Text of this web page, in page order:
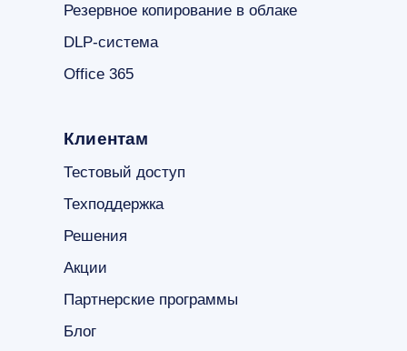
Резервное копирование в облаке
DLP-система
Office 365
Клиентам
Тестовый доступ
Техподдержка
Решения
Акции
Партнерские программы
Блог